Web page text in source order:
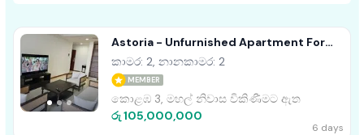
Astoria - Unfurnished Apartment For
Sale A38301
කාමර: 2, නානකාමර: 2
MEMBER
කොළඹ 3, මහල් නිවාස විකිණීමට ඇත
රු 105,000,000
6 days